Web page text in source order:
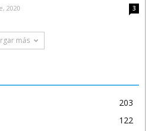
2020 3
más
203
122